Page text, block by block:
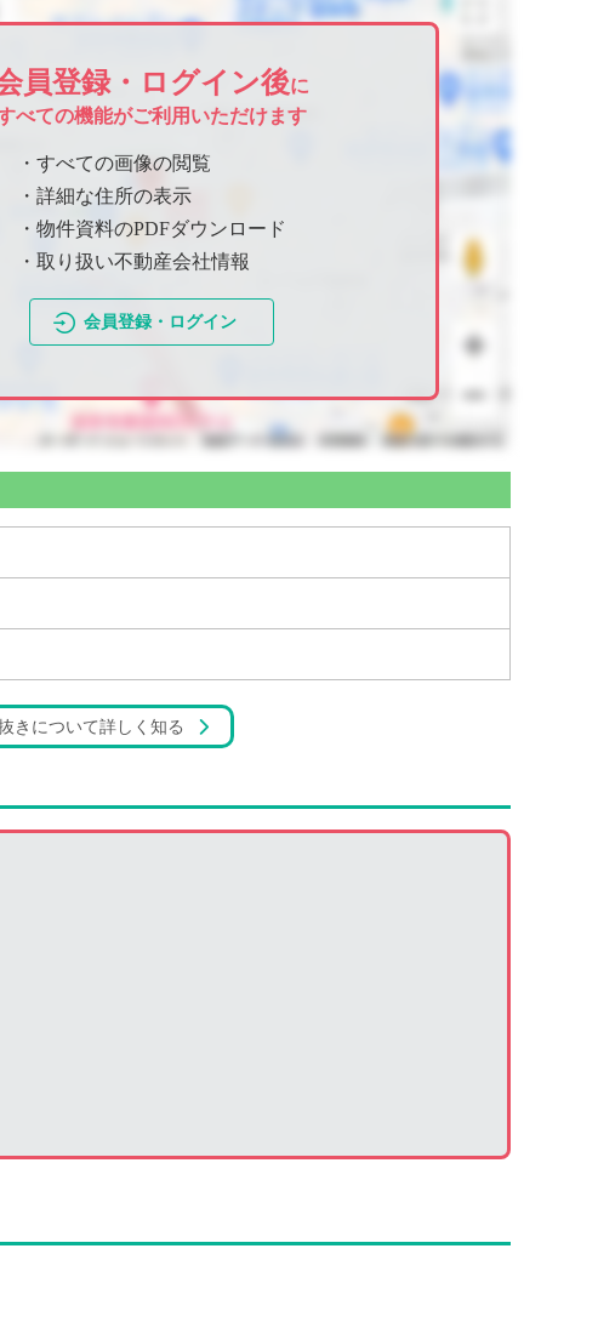
員登録・ログイン後に
べての機能がご利用いただけます
・すべての画像の閲覧
・詳細な住所の表示
・物件資料のPDFダウンロード
・取り扱い不動産会社情報
会員登録・ログイン
きについて詳しく知る